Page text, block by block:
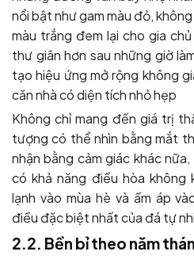
nổi bật như gam màu đỏ,
màu trắng đem lại cho gia
thư giãn hơn sau những giờ
tạo hiệu ứng mở rộng không
căn nhà có diện tích nhỏ hẹp
Không chỉ mang đến giá trị
tượng có thể nhìn bằng mắt
nhận bằng cảm giác khác
có khả năng điều hòa không
lạnh vào mùa hè và ấm áp
điều đặc biệt nhất của đá tự
2.2. Bền bỉ theo năm